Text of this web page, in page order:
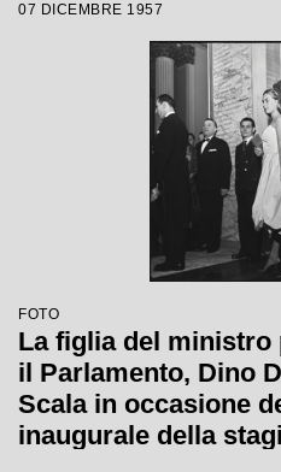
Gianandrea
Margherita Wallmann
07 DICEMBRE 1957
FOTO
La figlia del ministro
il Parlamento, Dino
Scala in occasione
inaugurale della